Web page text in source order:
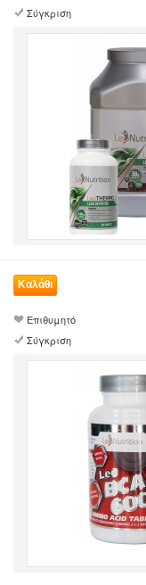
Σύγκριση
Επιθυμητό
Σύγκριση